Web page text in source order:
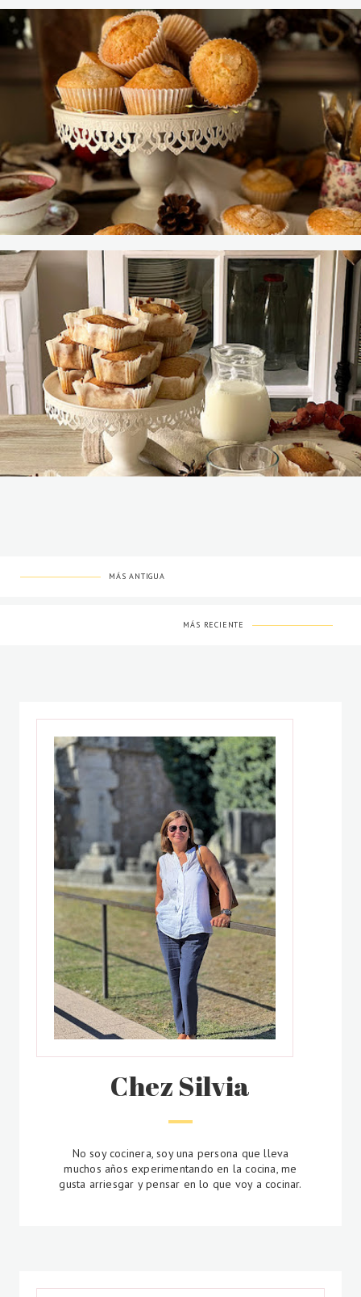
MÁS ANTIGUA
MÁS RECIENTE
Chez Silvia
No soy cocinera, soy una persona que lleva
muchos años experimentando en la cocina, me
gusta arriesgar y pensar en lo que voy a cocinar.